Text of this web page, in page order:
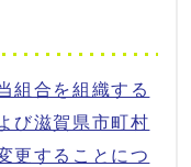
組合を組織する
び滋賀県市町村
更することにつ